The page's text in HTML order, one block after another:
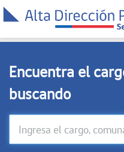
Encuentra el
buscando